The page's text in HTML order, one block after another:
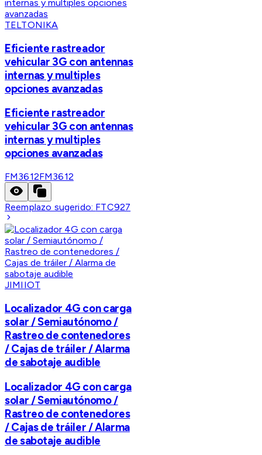
TELTONIKA
Eficiente rastreador
vehicular 3G con antennas
internas y multiples
opciones avanzadas
Eficiente rastreador
vehicular 3G con antennas
internas y multiples
opciones avanzadas
FM3612FM3612
Reemplazo sugerido: FTC927
JIMIIOT
Localizador 4G con carga
solar / Semiautónomo /
Rastreo de contenedores
/ Cajas de tráiler / Alarma
de sabotaje audible
Localizador 4G con carga
solar / Semiautónomo /
Rastreo de contenedores
/ Cajas de tráiler / Alarma
de sabotaje audible